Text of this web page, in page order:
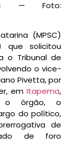
— Foto:
(MPSC)
que solicitou
o Tribunal de
o vice-
Pivetta, por
em Itapema,
o órgão, o
do político,
de
de foro